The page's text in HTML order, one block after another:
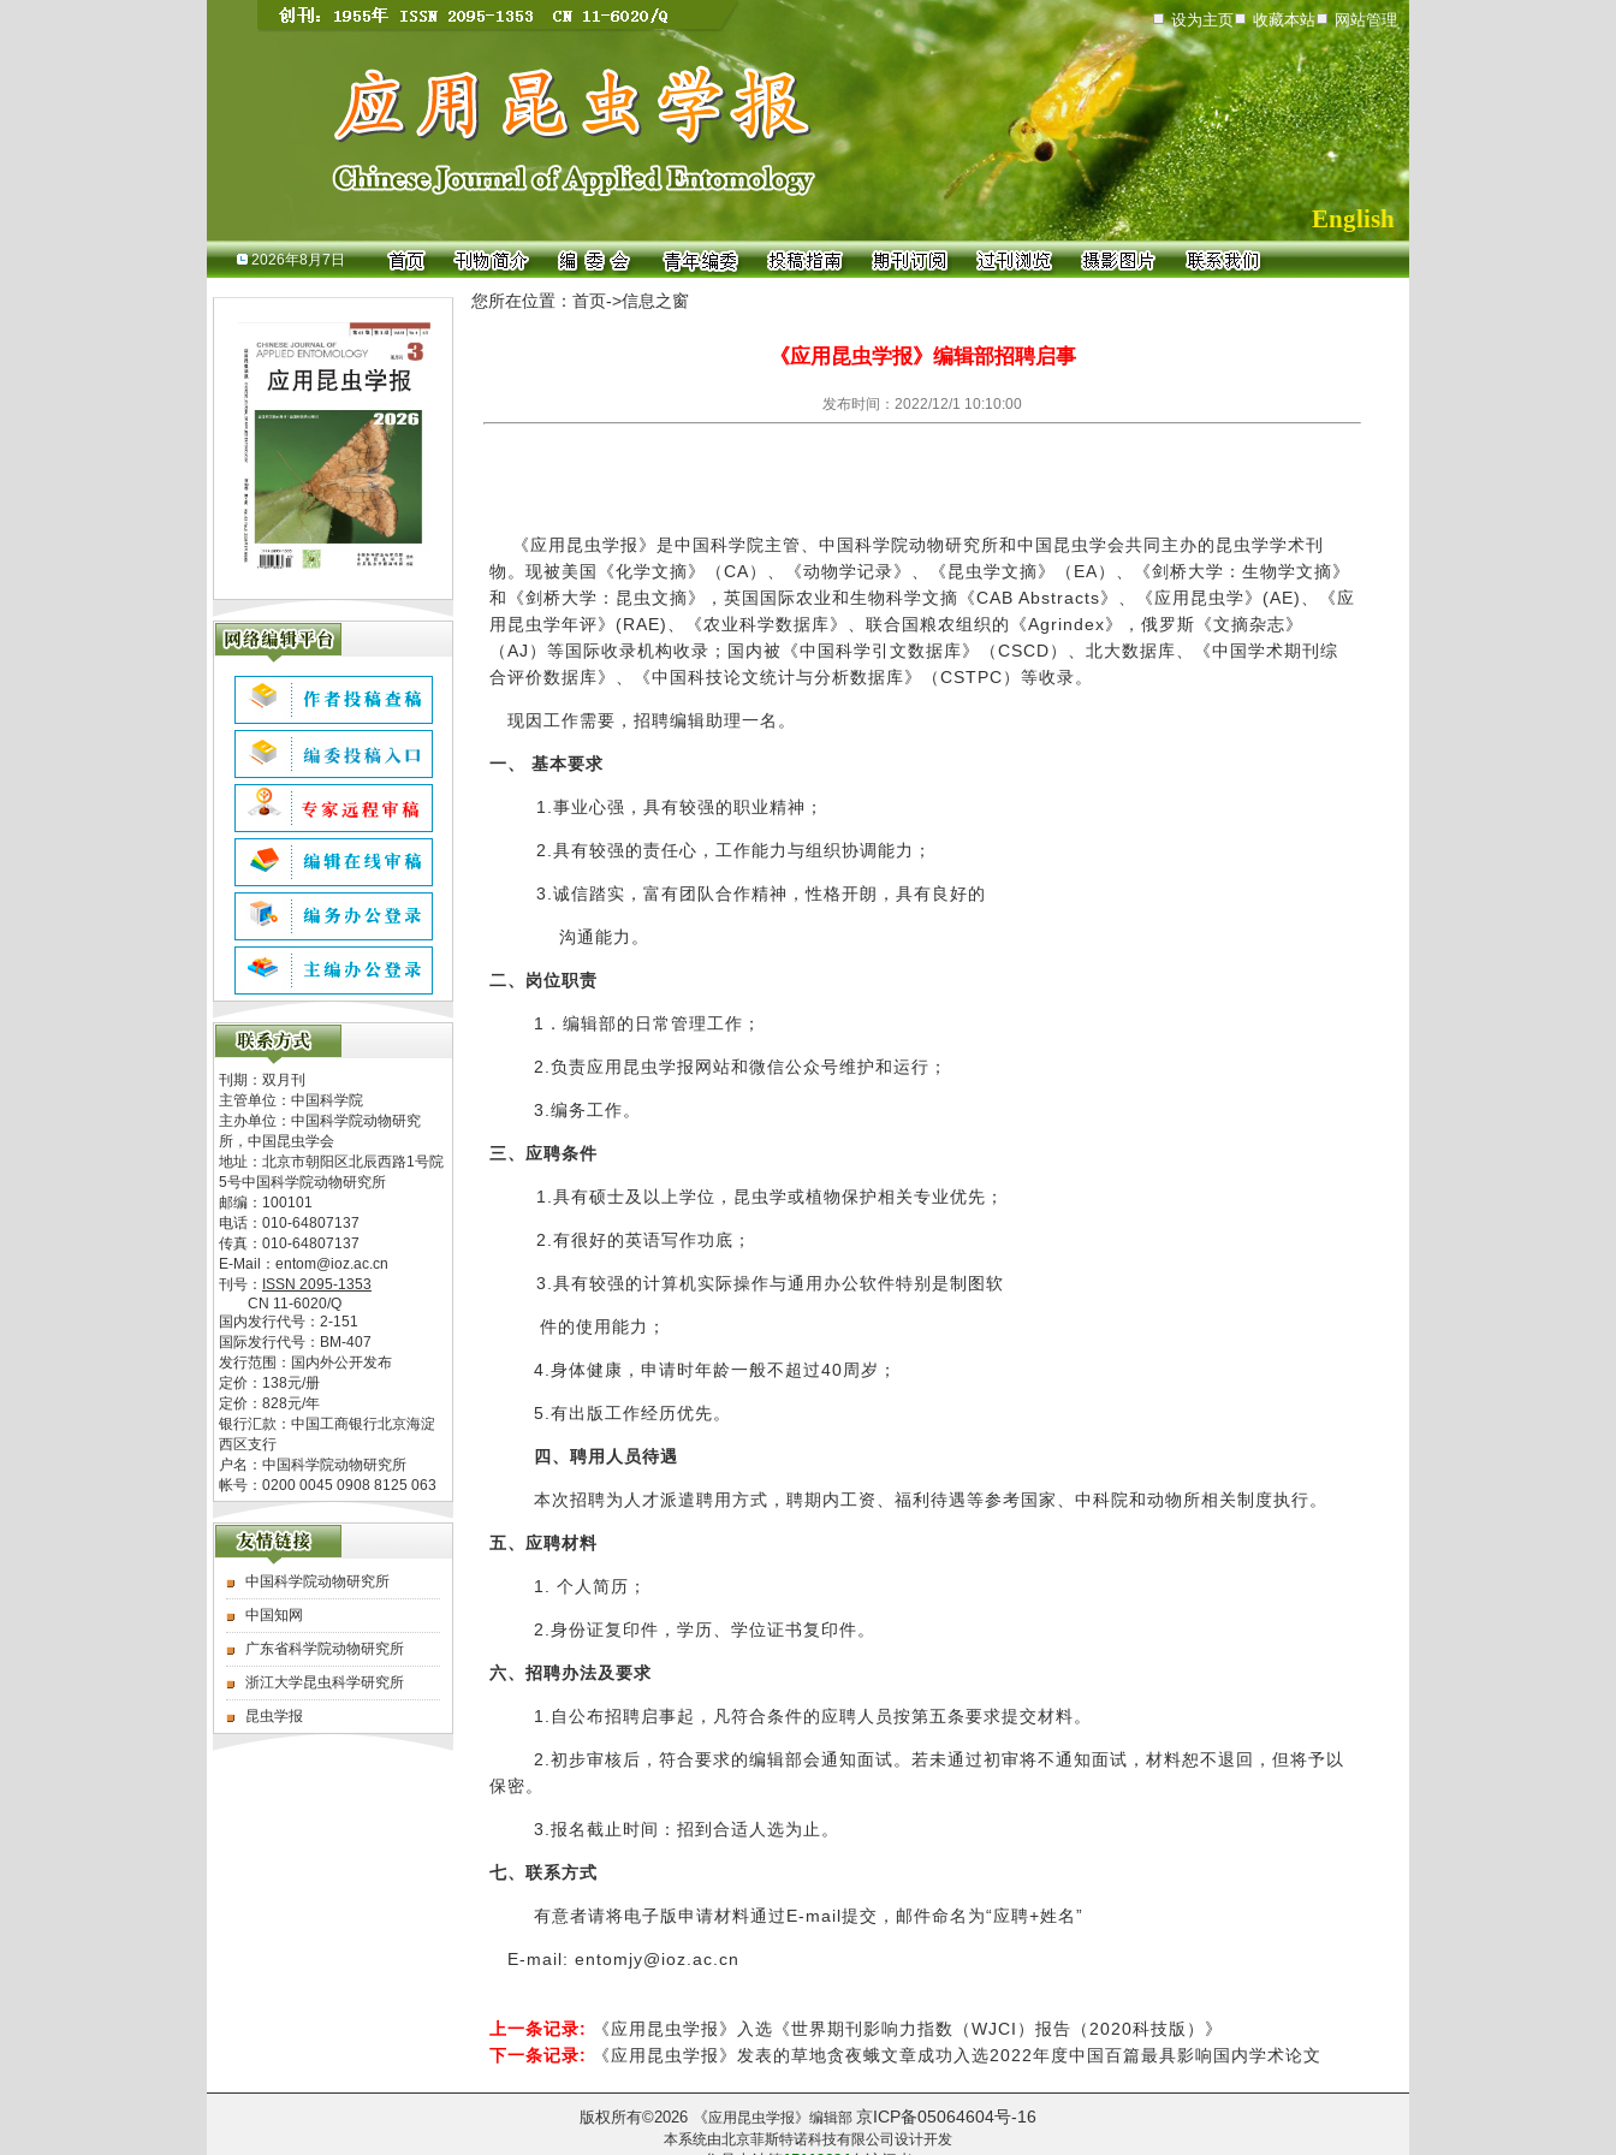
设为主页 收藏本站 网站管理
English
2026年8月7日
刊期：双月刊
主管单位： 中国科学院
主办单位： 中国科学院动物研究
所，中国昆虫学会
地址： 北京市朝阳区北辰西路1号院
5号中国科学院动物研究所
邮编： 100101
电话： 010-64807137
传真： 010-64807137
E-Mail： entom@ioz.ac.cn
刊号： ISSN 2095-1353
CN 11-6020/Q
国内发行代号： 2-151
国际发行代号： BM-407
发行范围：国内外公开发布
定价： 138元/册
定价： 828元/年
银行汇款：中国工商银行北京海淀
西区支行
户名：中国科学院动物研究所
帐号：0200 0045 0908 8125 063
中国科学院动物研究所
中国知网
广东省科学院动物研究所
浙江大学昆虫科学研究所
昆虫学报
您所在位置：首页->信息之窗
《应用昆虫学报》编辑部招聘启事
发布时间：2022/12/1 10:10:00
《应用昆虫学报》是中国科学院主管、中国科学院动物研究所和中国昆虫学会共同主办的昆虫学学术刊
物。现被美国《化学文摘》（CA）、《动物学记录》、《昆虫学文摘》（ EA）、《剑桥大学：生物学文摘》
和《剑桥大学：昆虫文摘》，英国国际农业和生物科学文摘《CAB Abstracts》、《应用昆虫学》 (AE)
、《应
用昆虫学年评》 (RAE) 、《农业科学数据库》、联合国粮农组织的《Agrindex》，俄罗斯《文摘杂志》
（AJ ）等国际收录机构收录；国内被《中国科学引文数据库》（CSCD）、北大数据库、《中国学术期刊综
合评价数据库》、《中国科技论文统计与分析数据库》（CSTPC）等收录。
现因工作需要，招聘编辑助理一名。
一、 基本要求
1.事业心强，具有较强的职业精神；
2.具有较强的责任心，工作能力与组织协调能力；
3.诚信踏实，富有团队合作精神，性格开朗，具有良好的
沟通能力。
二、岗位职责
1．编辑部的日常管理工作；
2.负责应用昆虫学报网站和微信公众号维护和运行；
3.编务工作。
三、应聘条件
1.具有硕士及以上学位，昆虫学或植物保护相关专业优先；
2.有很好的英语写作功底；
3.具有较强的计算机实际操作与通用办公软件特别是制图软
件的使用能力；
4.身体健康，申请时年龄一般不超过40周岁；
5.有出版工作经历优先。
四、聘用人员待遇
本次招聘为人才派遣聘用方式，聘期内工资、福利待遇等参考国家、中科院和动物所相关制度执行。
五、应聘材料
1. 个人简历；
2.身份证复印件，学历、学位证书复印件。
六、招聘办法及要求
1.自公布招聘启事起，凡符合条件的应聘人员按第五条要求提交材料。
2.初步审核后，符合要求的编辑部会通知面试。若未通过初审将不通知面试，材料恕不退回，但将予以
保密。
3.报名截止时间：招到合适人选为止。
七、联系方式
有意者请将电子版申请材料通过E-mail提交，邮件命名为“应聘+姓名”
E-mail: entomjy@ioz.ac.cn
上一条记录:
《应用昆虫学报》入选《世界期刊影响力指数（WJCI）报告（2020科技版）》
下一条记录:
《应用昆虫学报》发表的草地贪夜蛾文章成功入选2022年度中国百篇最具影响国内学术论文
版权所有©2026 《应用昆虫学报》编辑部 京ICP备05064604号-16
本系统由北京菲斯特诺科技有限公司 设计开发